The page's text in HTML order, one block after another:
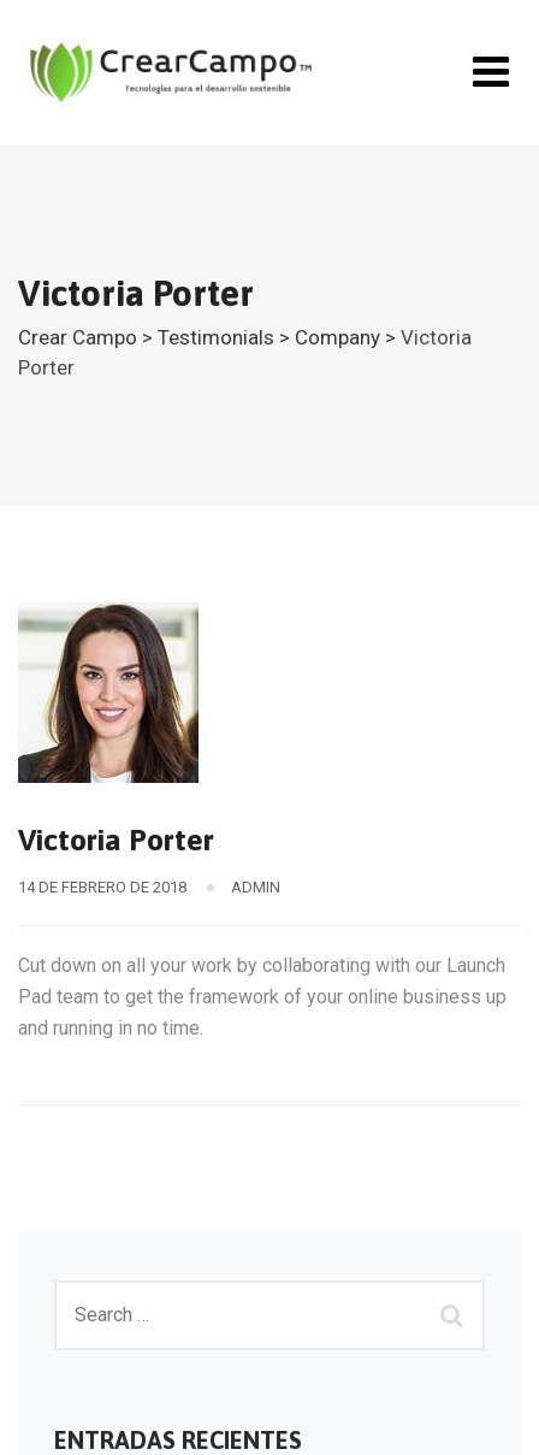
content
Victoria Porter
Crear Campo > Testimonials > Company > Victoria
Porter
Victoria Porter
14 DE FEBRERO DE 2018 ADMIN
Cut down on all your work by collaborating with our Launch
Pad team to get the framework of your online business up
and running in no time.
ENTRADAS RECIENTES